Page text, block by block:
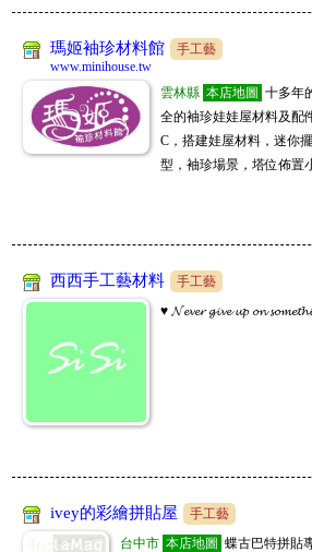
瑪姬袖珍材料館
手工藝
www.minihouse.tw
雲林縣 本店地圖 十多年
全的袖珍娃娃屋材料及配
C，搭建娃屋材料，迷你
型，袖珍場景，塔位佈置
西西手工藝材料
手工藝
♥ 𝓝𝓮𝓿𝓮𝓻 𝓰𝓲𝓿𝓮 𝓾𝓹 𝓸𝓷
ivey的彩繪拼貼屋
手工藝
台中市 本店地圖 蝶古巴特拼貼